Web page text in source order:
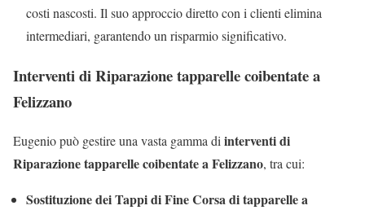
costi nascosti. Il suo approccio diretto con i clienti elimina
intermediari, garantendo un risparmio significativo.
Interventi di Riparazione tapparelle coibentate a
Felizzano
Eugenio può gestire una vasta gamma diinterventi di
Riparazione tapparelle coibentate a Felizzano, tra cui:
Sostituzione dei Tappi di Fine Corsa di tapparelle a